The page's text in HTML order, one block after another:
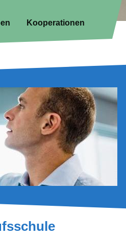
Kooperationen